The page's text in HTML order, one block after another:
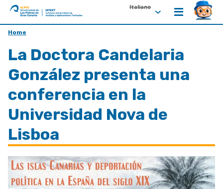
ULPGC
Ir
inicio
de
IATEXT
Italiano
Home
La Doctora Candelaria
González presenta una
conferencia en la
Universidad Nova de
Lisboa